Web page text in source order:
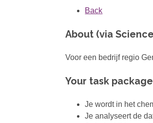
Back
About (via
Voor een bedrijf regio
Your task
Je wordt in het
Je analyseert de